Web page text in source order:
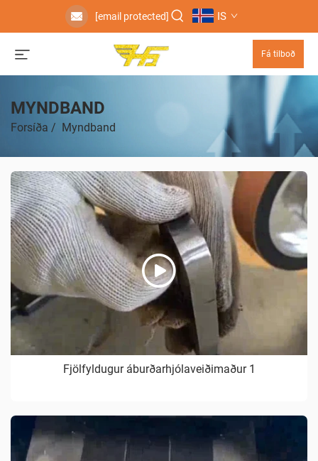
[email protected] IS
Fá tilboð
MYNDBAND
Forsíða / Myndband
Fjölfyldugur áburðarhjólaveiðimaður 1